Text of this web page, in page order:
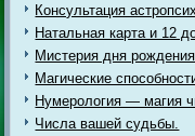
Консультация
Натальная карта и 12
Мистерия дня рождения
Магические
Нумерология — магия
Числа вашей судьбы.